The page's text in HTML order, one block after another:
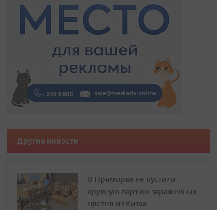
Другие новости
В Приморье не пустили
крупную партию зараженных
цветов из Китая